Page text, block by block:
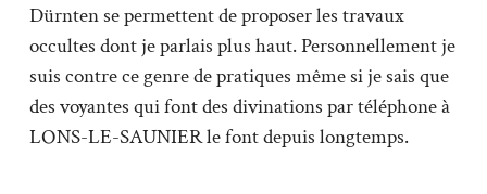
Dürnten se permettent de proposer les travaux
occultes dont je parlais plus haut. Personnellement je
suis contre ce genre de pratiques même si je sais que
des voyantes qui font des divinations par téléphone à
LONS-LE-SAUNIER le font depuis longtemps.